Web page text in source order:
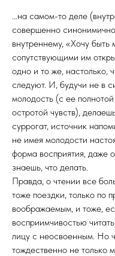
…на самом-то деле
совершенно
внутреннему, «Хочу быть
сопутствующими им
одно и то же, настолько,
следуют. И, будучи не в
молодость (с ее
остротой чувств),
суррогат, источник
не имея молодости
форма восприятия, даже
знаешь, что делать.
Правда, о чтении все
тоже поездки, только по
воображаемым, и тоже,
восприимчивостью
лицу с неосвоенным. Но
тождественно не только